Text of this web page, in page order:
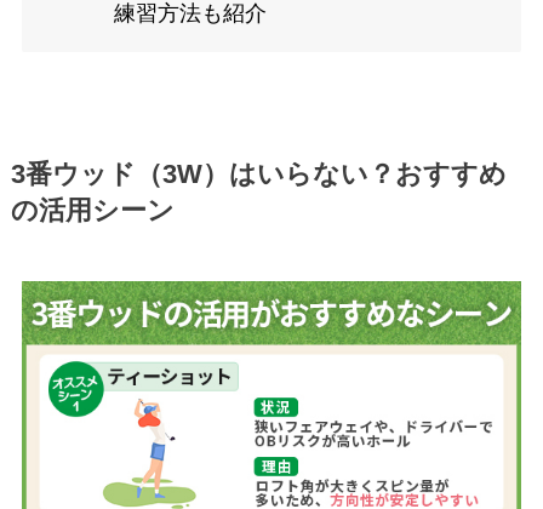
練習方法も紹介
3番ウッド（3W）はいらない？おすすめ
の活用シーン